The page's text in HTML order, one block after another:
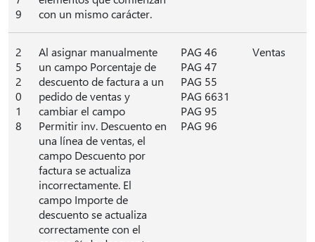
9
con un mismo carácter.
2
5
2
0
1
8
Al asignar manualmente
un campo Porcentaje de
descuento de factura a un
pedido de ventas y
cambiar el campo
Permitir inv. Descuento en
una línea de ventas, el
campo Descuento por
factura se actualiza
incorrectamente. El
campo Importe de
descuento se actualiza
correctamente con el
PAG 46
PAG 47
PAG 55
PAG 6631
PAG 95
PAG 96
Ventas